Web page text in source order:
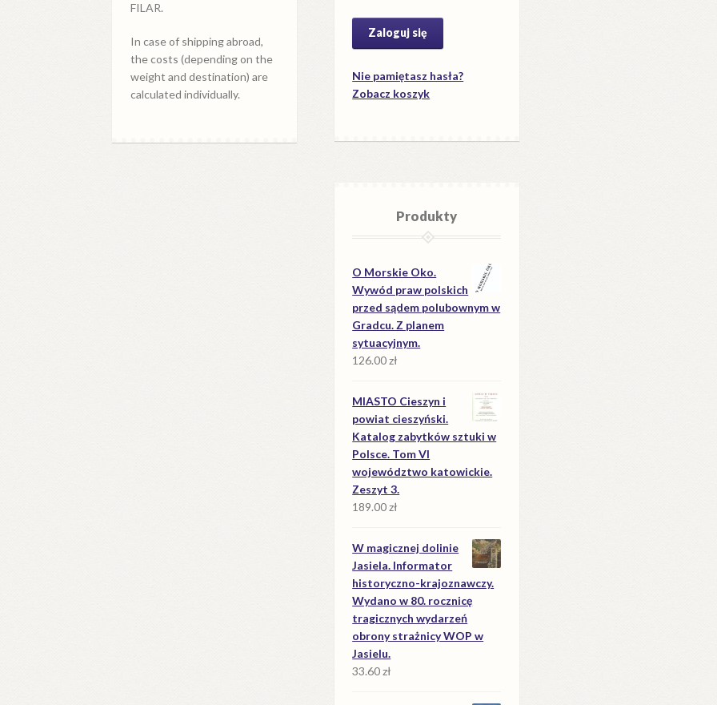
FILAR.
In case of shipping abroad,
the costs (depending on the
weight and destination) are
calculated individually.
Nie pamiętasz hasła?
Zobacz koszyk
Produkty
O Morskie Oko.
Wywód praw polskich
przed sądem polubownym w
Gradcu. Z planem
sytuacyjnym.
126.00zł
MIASTO Cieszyn i
powiat cieszyński.
Katalog zabytków sztuki w
Polsce. Tom VI
województwo katowickie.
Zeszyt 3.
189.00zł
W magicznej dolinie
Jasiela. Informator
historyczno-krajoznawczy.
Wydano w 80. rocznicę
tragicznych wydarzeń
obrony strażnicy WOP w
Jasielu.
33.60zł